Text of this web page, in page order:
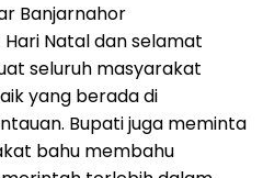
Banjarnahor
Natal dan selamat
seluruh masyarakat
yang berada di
Bupati juga meminta
bahu membahu